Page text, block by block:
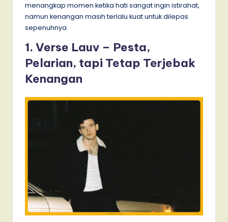
menangkap momen ketika hati sangat ingin istirahat,
namun kenangan masih terlalu kuat untuk dilepas
sepenuhnya.
1. Verse Lauv – Pesta,
Pelarian, tapi Tetap Terjebak
Kenangan